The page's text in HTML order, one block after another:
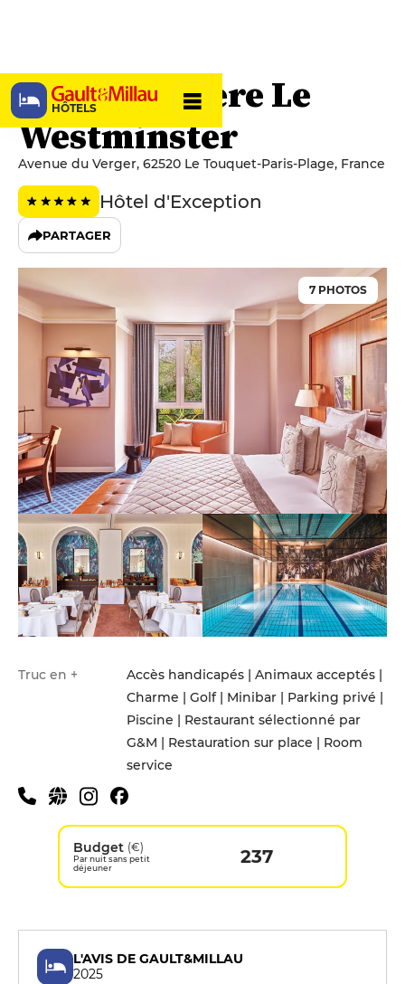
HÔTELS
Hôtel Barrière Le
Westminster
Avenue du Verger, 62520 Le Touquet-Paris-Plage, France
Hôtel d'Exception
PARTAGER
7 PHOTOS
Truc en +
Accès handicapés | Animaux acceptés |
Charme | Golf | Minibar | Parking privé |
Piscine | Restaurant sélectionné par
G&M | Restauration sur place | Room
service
Budget (€)
Par nuit sans petit
déjeuner
237
L'AVIS DE GAULT&MILLAU
2025